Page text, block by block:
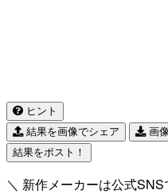
ヒント
結果を画像でシェア
画像
結果をポスト！
＼ 新作メーカーは公式